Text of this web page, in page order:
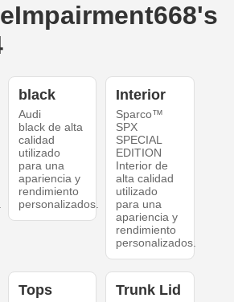
black
Audi
black de alta
calidad
utilizado
para una
apariencia y
rendimiento
personalizados.
Interior
Sparco™
SPX
SPECIAL
EDITION
Interior de
alta calidad
utilizado
para una
apariencia y
rendimiento
personalizados.
Tops Trunk Lid